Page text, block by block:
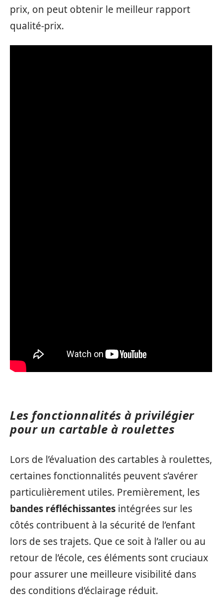
prix, on peut obtenir le meilleur rapport
qualité-prix.
Les fonctionnalités à privilégier
pour un cartable à roulettes
Lors de l’évaluation des cartables à roulettes,
certaines fonctionnalités peuvent s’avérer
particulièrement utiles. Premièrement, les
bandes réfléchissantes intégrées sur les
côtés contribuent à la sécurité de l’enfant
lors de ses trajets. Que ce soit à l’aller ou au
retour de l’école, ces éléments sont cruciaux
pour assurer une meilleure visibilité dans
des conditions d’éclairage réduit.